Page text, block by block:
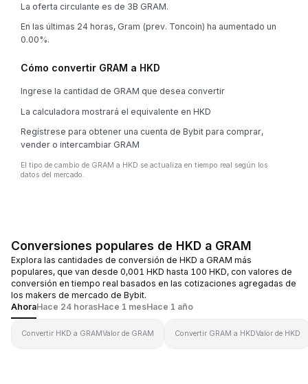
La oferta circulante es de 3B GRAM.
En las últimas 24 horas, Gram (prev. Toncoin) ha aumentado un
0.00%.
Cómo convertir GRAM a HKD
Ingrese la cantidad de GRAM que desea convertir
La calculadora mostrará el equivalente en HKD
Regístrese para obtener una cuenta de Bybit para comprar,
vender o intercambiar GRAM
El tipo de cambio de GRAM a HKD se actualiza en tiempo real según los
datos del mercado.
Conversiones populares de HKD a GRAM
Explora las cantidades de conversión de HKD a GRAM más
populares, que van desde 0,001 HKD hasta 100 HKD, con valores de
conversión en tiempo real basados en las cotizaciones agregadas de
los makers de mercado de Bybit.
AhoraHace 24 horasHace 1 mesHace 1 año
Convertir HKD a GRAMValor de GRAM Convertir GRAM a HKDValor de HKD